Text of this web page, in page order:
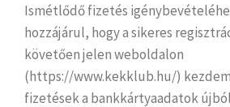
Ismétlődő fizetés
hozzájárul, hogy a sikeres
követően jelen weboldalon
(https://www.kekklub.hu/)
fizetések a bankkártyaadatok